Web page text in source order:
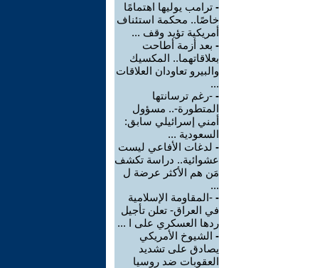
- ترامب يوليها اهتمامًا
خاصًا.. محكمة استئناف
أمريكية تؤيد وقف ...
- بعد أزمة أطاحت
بعلاقاتهما.. المكسيك
والبيرو تعاودان العلاقات
...
- -رغم ترسانتها
المتطورة-.. مسؤول
أمني إسرائيلي سابق:
السعودية ...
- لدغات الأفاعي ليست
عشوائية.. دراسة تكشف
مَن هم الأكثر عرضة ل
...
- -المقاومة الإسلامية
في العراق- تعلن تأجيل
ردها العسكري على ا ...
- الشيوخ الأمريكي
يصادق على تشديد
العقوبات ضد روسيا